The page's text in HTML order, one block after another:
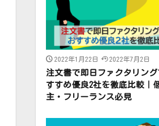
2022年1月22日 2022年7月2日
注文書で即日ファクタリン
すすめ優良2社を徹底比較｜
主・フリーランス必見